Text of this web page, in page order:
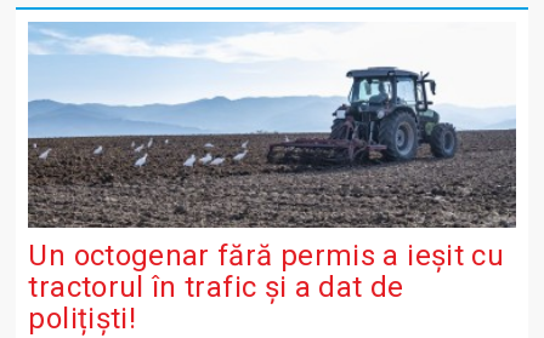
Un octogenar fără permis a ieșit cu
tractorul în trafic și a dat de
polițiști!